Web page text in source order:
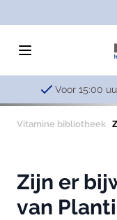
Voor 15:00
Vitamine bibliotheek
Zijn er
van